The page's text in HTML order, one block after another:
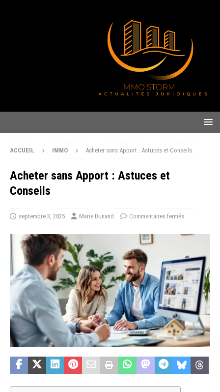
ACCUEIL IMMO Acheter sans Apport : Astuces et Conseils
Acheter sans Apport : Astuces et
Conseils
septembre 3, 2025 Marie Dunand Commentaires fermés